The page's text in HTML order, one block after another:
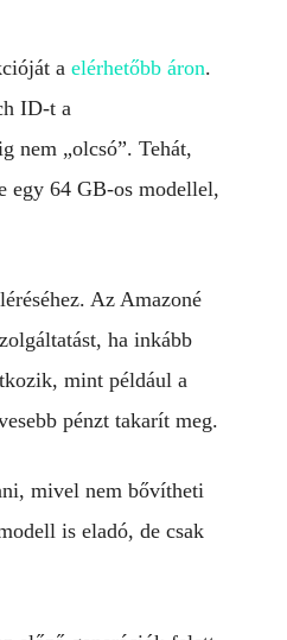
a elérhetőbb áron.
ID-t a
nem „olcsó”. Tehát,
egy 64 GB-os modellel,
Az Amazoné
ha inkább
mint például a
pénzt takarít meg.
mivel nem bővítheti
is eladó, de csak